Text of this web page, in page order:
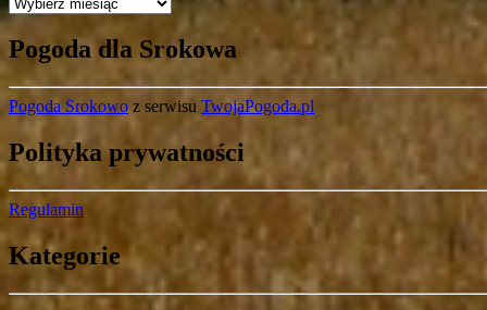
Pogoda dla Srokowa
Pogoda Srokowo z serwisu TwojaPogoda.pl
Polityka prywatności
Regulamin
Kategorie